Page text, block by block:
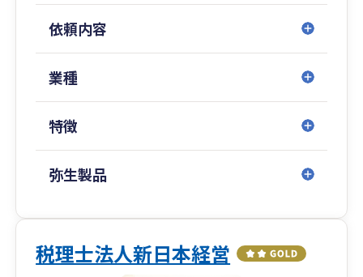
依頼内容
業種
特徴
弥生製品
税理士法人新日本経営